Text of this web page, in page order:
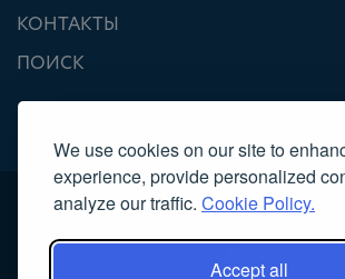
We use cookies on our site to
experience, provide personalized
analyze our traffic. Cookie Policy.
Accept all
КОНТАКТЫ
ПОИСК